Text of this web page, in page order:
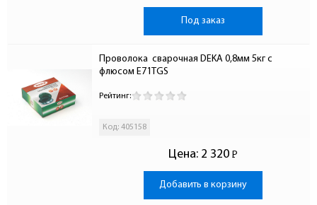
Под заказ
Проволока  сварочная DEKA 0,8мм 5кг с
флюсом E71TGS
Рейтинг:
Код: 405158
Цена: 2 320 Р
-
Добавить в корзину